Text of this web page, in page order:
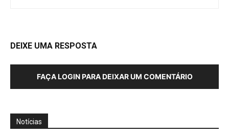
DEIXE UMA RESPOSTA
FAÇA LOGIN PARA DEIXAR UM COMENTÁRIO
Notícias